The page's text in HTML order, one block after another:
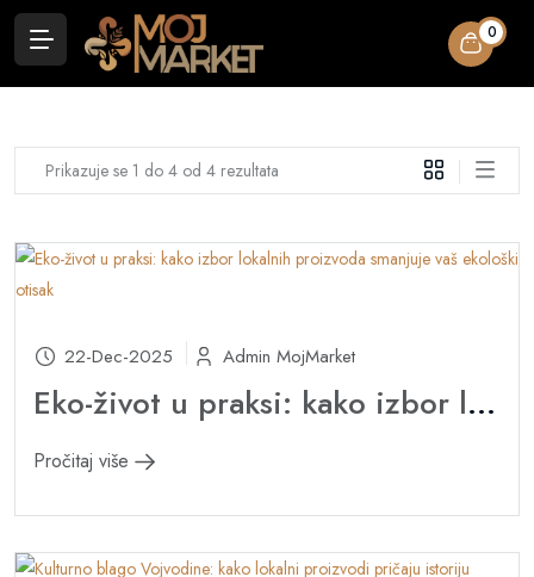
0
Prikazuje se 1 do 4 od 4 rezultata
22-Dec-2025 Admin MojMarket
Eko-život u praksi: kako izbor lokalnih proizvoda smanjuje vaš ekološki otisak
Pročitaj više